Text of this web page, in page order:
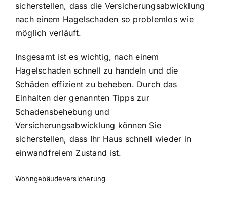
sicherstellen, dass die Versicherungsabwicklung
nach einem Hagelschaden so problemlos wie
möglich verläuft.
Insgesamt ist es wichtig, nach einem
Hagelschaden schnell zu handeln und die
Schäden effizient zu beheben. Durch das
Einhalten der genannten Tipps zur
Schadensbehebung und
Versicherungsabwicklung können Sie
sicherstellen, dass Ihr Haus schnell wieder in
einwandfreiem Zustand ist.
Wohngebäudeversicherung